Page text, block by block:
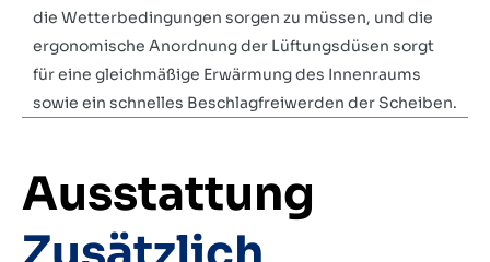
die Wetterbedingungen sorgen zu müssen, und die
ergonomische Anordnung der Lüftungsdüsen sorgt
für eine gleichmäßige Erwärmung des Innenraums
sowie ein schnelles Beschlagfreiwerden der Scheiben.
Ausstattung